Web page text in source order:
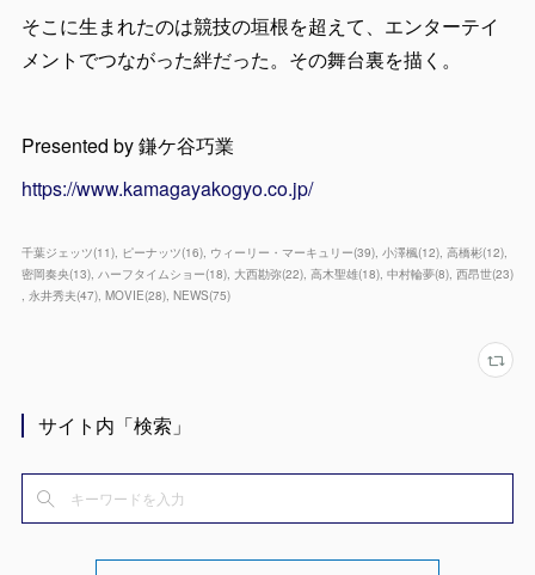
そこに生まれたのは競技の垣根を超えて、エンターテイ
メントでつながった絆だった。その舞台裏を描く。
Presented by 鎌ケ谷巧業
https://www.kamagayakogyo.co.jp/
千葉ジェッツ(11) ピーナッツ(16) ウィーリー・マーキュリー(39) 小澤楓(12) 高橋彬(12)
密岡奏央(13) ハーフタイムショー(18) 大西勘弥(22) 高木聖雄(18) 中村輪夢(8) 西昂世(23)
永井秀夫(47) MOVIE(28) NEWS(75)
サイト内「検索」